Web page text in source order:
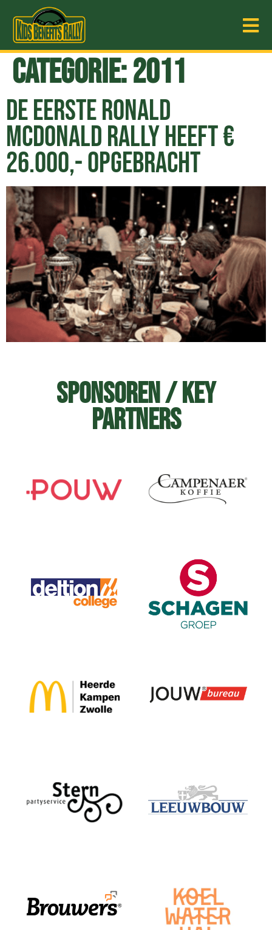
Categorie:2011
DE EERSTE RONALD
MCDONALD RALLY HEEFT €
26.000,- OPGEBRACHT
Sponsoren / Key
Partners